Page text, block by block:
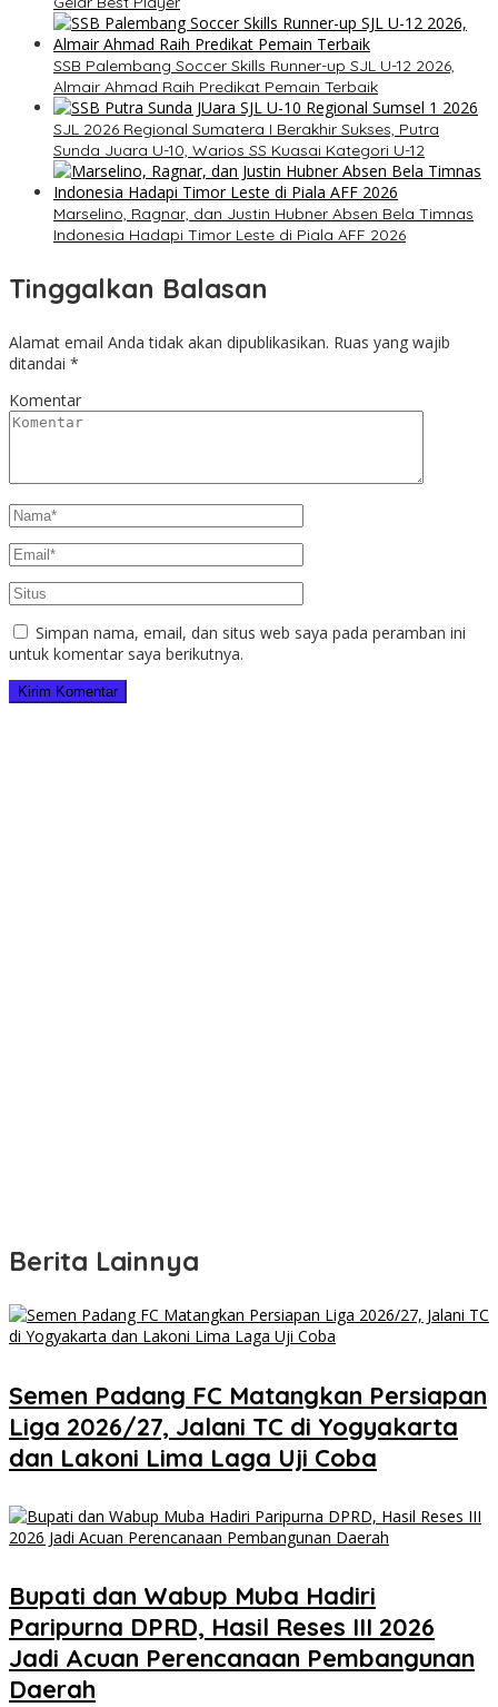
SSB Palembang Soccer Skills Runner-up SJL U-12 2026,
Almair Ahmad Raih Predikat Pemain Terbaik
SJL 2026 Regional Sumatera I Berakhir Sukses, Putra
Sunda Juara U-10, Warios SS Kuasai Kategori U-12
Marselino, Ragnar, dan Justin Hubner Absen Bela Timnas
Indonesia Hadapi Timor Leste di Piala AFF 2026
Tinggalkan Balasan
Alamat email Anda tidak akan dipublikasikan. Ruas yang wajib
ditandai *
Komentar
Simpan nama, email, dan situs web saya pada peramban ini
untuk komentar saya berikutnya.
Berita Lainnya
Semen Padang FC Matangkan Persiapan
Liga 2026/27, Jalani TC di Yogyakarta
dan Lakoni Lima Laga Uji Coba
Bupati dan Wabup Muba Hadiri
Paripurna DPRD, Hasil Reses III 2026
Jadi Acuan Perencanaan Pembangunan
Daerah